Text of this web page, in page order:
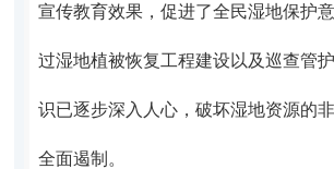
宣传教育效果，促进了全民湿地保护意
过湿地植被恢复工程建设以及巡查管
识已逐步深入人心，破坏湿地资源的
全面遏制。